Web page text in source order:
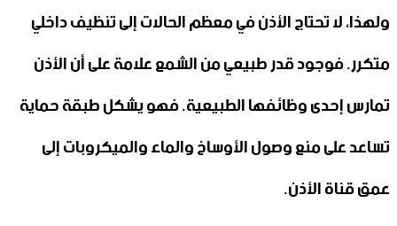
ولهذا، لا تحتاج الأذن في معظم الحالات إلى تنظيف داخلي
متكرر. فوجود قدر طبيعي من الشمع علامة على أن الأذن
تمارس إحدى وظائفها الطبيعية. فهو يشكل طبقة حماية
تساعد على منع وصول الأوساخ والماء والميكروبات إلى
عمق قناة الأذن.